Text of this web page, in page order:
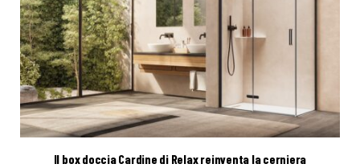
Il box doccia Cardine di Relax reinventa la cerniera